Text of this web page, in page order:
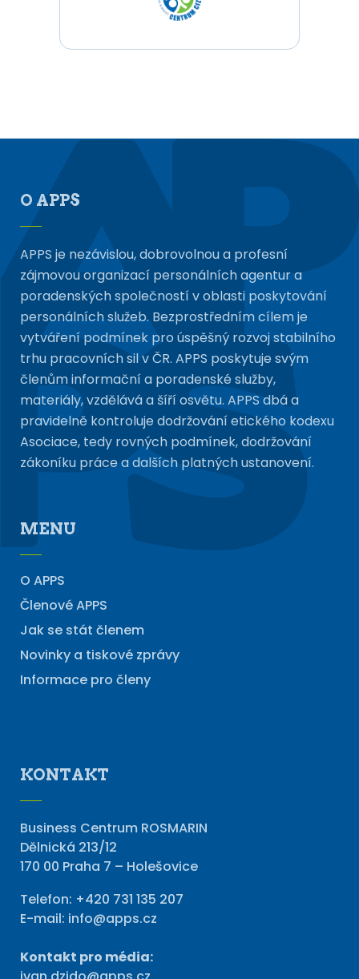
O APPS
APPS je nezávislou, dobrovolnou a profesní
zájmovou organizací personálních agentur a
poradenských společností v oblasti poskytování
personálních služeb. Bezprostředním cílem je
vytváření podmínek pro úspěšný rozvoj stabilního
trhu pracovních sil v ČR. APPS poskytuje svým
členům informační a poradenské služby,
materiály, vzdělává a šíří osvětu. APPS dbá a
pravidelně kontroluje dodržování etického kodexu
Asociace, tedy rovných podmínek, dodržování
zákoníku práce a dalších platných ustanovení.
MENU
O APPS
Členové APPS
Jak se stát členem
Novinky a tiskové zprávy
Informace pro členy
KONTAKT
Business Centrum ROSMARIN
Dělnická 213/12
170 00 Praha 7 – Holešovice
Telefon: +420 731 135 207
E-mail: info@apps.cz
Kontakt pro média: